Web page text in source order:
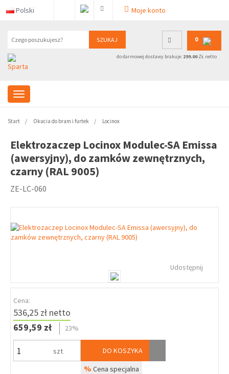
Polski Moje konto
SZUKAJ 0
do darmowej dostawy brakuje: 299.00ZŁ netto
Start Okucia do bram i furtek Locinox
Elektrozaczep Locinox Modulec-SA Emissa
(awersyjny), do zamków zewnętrznych,
czarny (RAL 9005)
ZE-LC-060
Udostępnij
Cena:
536,25 zł netto
659,59 zł
23%
szt DO KOSZYKA
% Cena specjalna